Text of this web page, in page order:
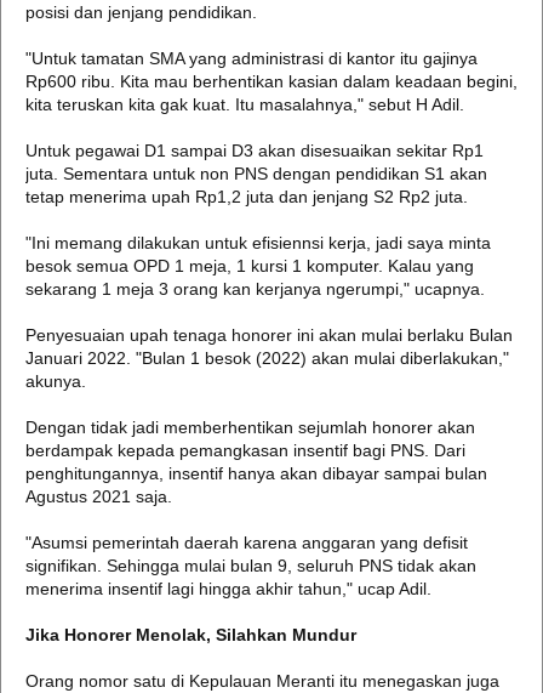
posisi dan jenjang pendidikan.
"Untuk tamatan SMA yang administrasi di kantor itu gajinya
Rp600 ribu. Kita mau berhentikan kasian dalam keadaan begini,
kita teruskan kita gak kuat. Itu masalahnya," sebut H Adil.
Untuk pegawai D1 sampai D3 akan disesuaikan sekitar Rp1
juta. Sementara untuk non PNS dengan pendidikan S1 akan
tetap menerima upah Rp1,2 juta dan jenjang S2 Rp2 juta.
"Ini memang dilakukan untuk efisiennsi kerja, jadi saya minta
besok semua OPD 1 meja, 1 kursi 1 komputer. Kalau yang
sekarang 1 meja 3 orang kan kerjanya ngerumpi," ucapnya.
Penyesuaian upah tenaga honorer ini akan mulai berlaku Bulan
Januari 2022. "Bulan 1 besok (2022) akan mulai diberlakukan,"
akunya.
Dengan tidak jadi memberhentikan sejumlah honorer akan
berdampak kepada pemangkasan insentif bagi PNS. Dari
penghitungannya, insentif hanya akan dibayar sampai bulan
Agustus 2021 saja.
"Asumsi pemerintah daerah karena anggaran yang defisit
signifikan. Sehingga mulai bulan 9, seluruh PNS tidak akan
menerima insentif lagi hingga akhir tahun," ucap Adil.
Jika Honorer Menolak, Silahkan Mundur
Orang nomor satu di Kepulauan Meranti itu menegaskan juga